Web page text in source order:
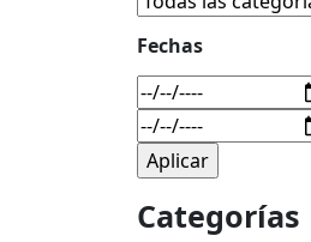
Fechas
Categorías